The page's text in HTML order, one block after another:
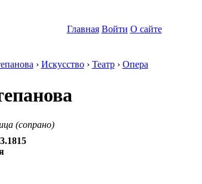
Главная Войти О сайте
› Искусство› Театр› Опера
(сопрано)